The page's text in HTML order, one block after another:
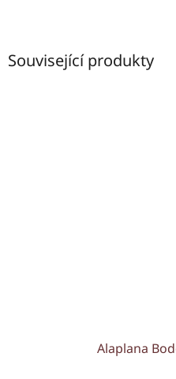
Související produkty
Alaplana